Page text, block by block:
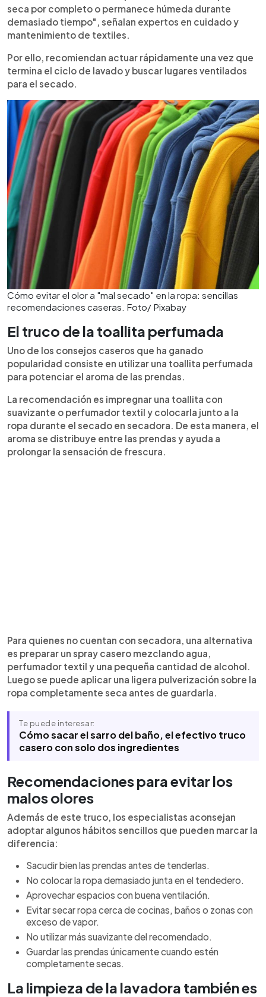
seca por completo o permanece húmeda durante
demasiado tiempo", señalan expertos en cuidado y
mantenimiento de textiles.
Por ello, recomiendan actuar rápidamente una vez que
termina el ciclo de lavado y buscar lugares ventilados
para el secado.
Cómo evitar el olor a "mal secado" en la ropa: sencillas
recomendaciones caseras. Foto/ Pixabay
El truco de la toallita perfumada
Uno de los consejos caseros que ha ganado
popularidad consiste en utilizar una toallita perfumada
para potenciar el aroma de las prendas.
La recomendación es impregnar una toallita con
suavizante o perfumador textil y colocarla junto a la
ropa durante el secado en secadora. De esta manera, el
aroma se distribuye entre las prendas y ayuda a
prolongar la sensación de frescura.
Para quienes no cuentan con secadora, una alternativa
es preparar un spray casero mezclando agua,
perfumador textil y una pequeña cantidad de alcohol.
Luego se puede aplicar una ligera pulverización sobre la
ropa completamente seca antes de guardarla.
Te puede interesar:
Cómo sacar el sarro del baño, el efectivo truco
casero con solo dos ingredientes
Recomendaciones para evitar los
malos olores
Además de este truco, los especialistas aconsejan
adoptar algunos hábitos sencillos que pueden marcar la
diferencia:
Sacudir bien las prendas antes de tenderlas.
No colocar la ropa demasiado junta en el tendedero.
Aprovechar espacios con buena ventilación.
Evitar secar ropa cerca de cocinas, baños o zonas con
exceso de vapor.
No utilizar más suavizante del recomendado.
Guardar las prendas únicamente cuando estén
completamente secas.
La limpieza de la lavadora también es